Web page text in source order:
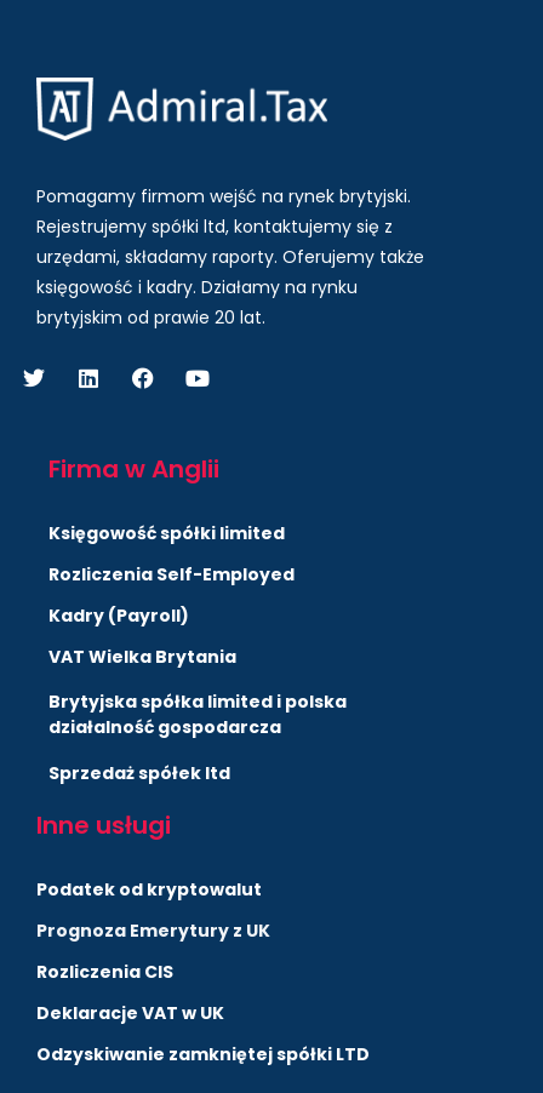
Pomagamy firmom wejść na rynek brytyjski.
Rejestrujemy spółki ltd, kontaktujemy się z
urzędami, składamy raporty. Oferujemy także
księgowość i kadry. Działamy na rynku
brytyjskim od prawie 20 lat.
Firma w Anglii
Księgowość spółki limited
Rozliczenia Self-Employed
Kadry (Payroll)
VAT Wielka Brytania
Brytyjska spółka limited i polska
działalność gospodarcza
Sprzedaż spółek ltd
Inne usługi
Podatek od kryptowalut
Prognoza Emerytury z UK
Rozliczenia CIS
Deklaracje VAT w UK
Odzyskiwanie zamkniętej spółki LTD